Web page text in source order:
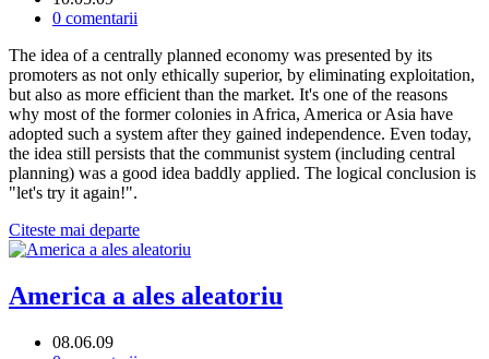
0 comentarii
The idea of a centrally planned economy was presented by its
promoters as not only ethically superior, by eliminating exploitation,
but also as more efficient than the market. It's one of the reasons
why most of the former colonies in Africa, America or Asia have
adopted such a system after they gained independence. Even today,
the idea still persists that the communist system (including central
planning) was a good idea baddly applied. The logical conclusion is
"let's try it again!".
Citeste mai departe
America a ales aleatoriu
08.06.09